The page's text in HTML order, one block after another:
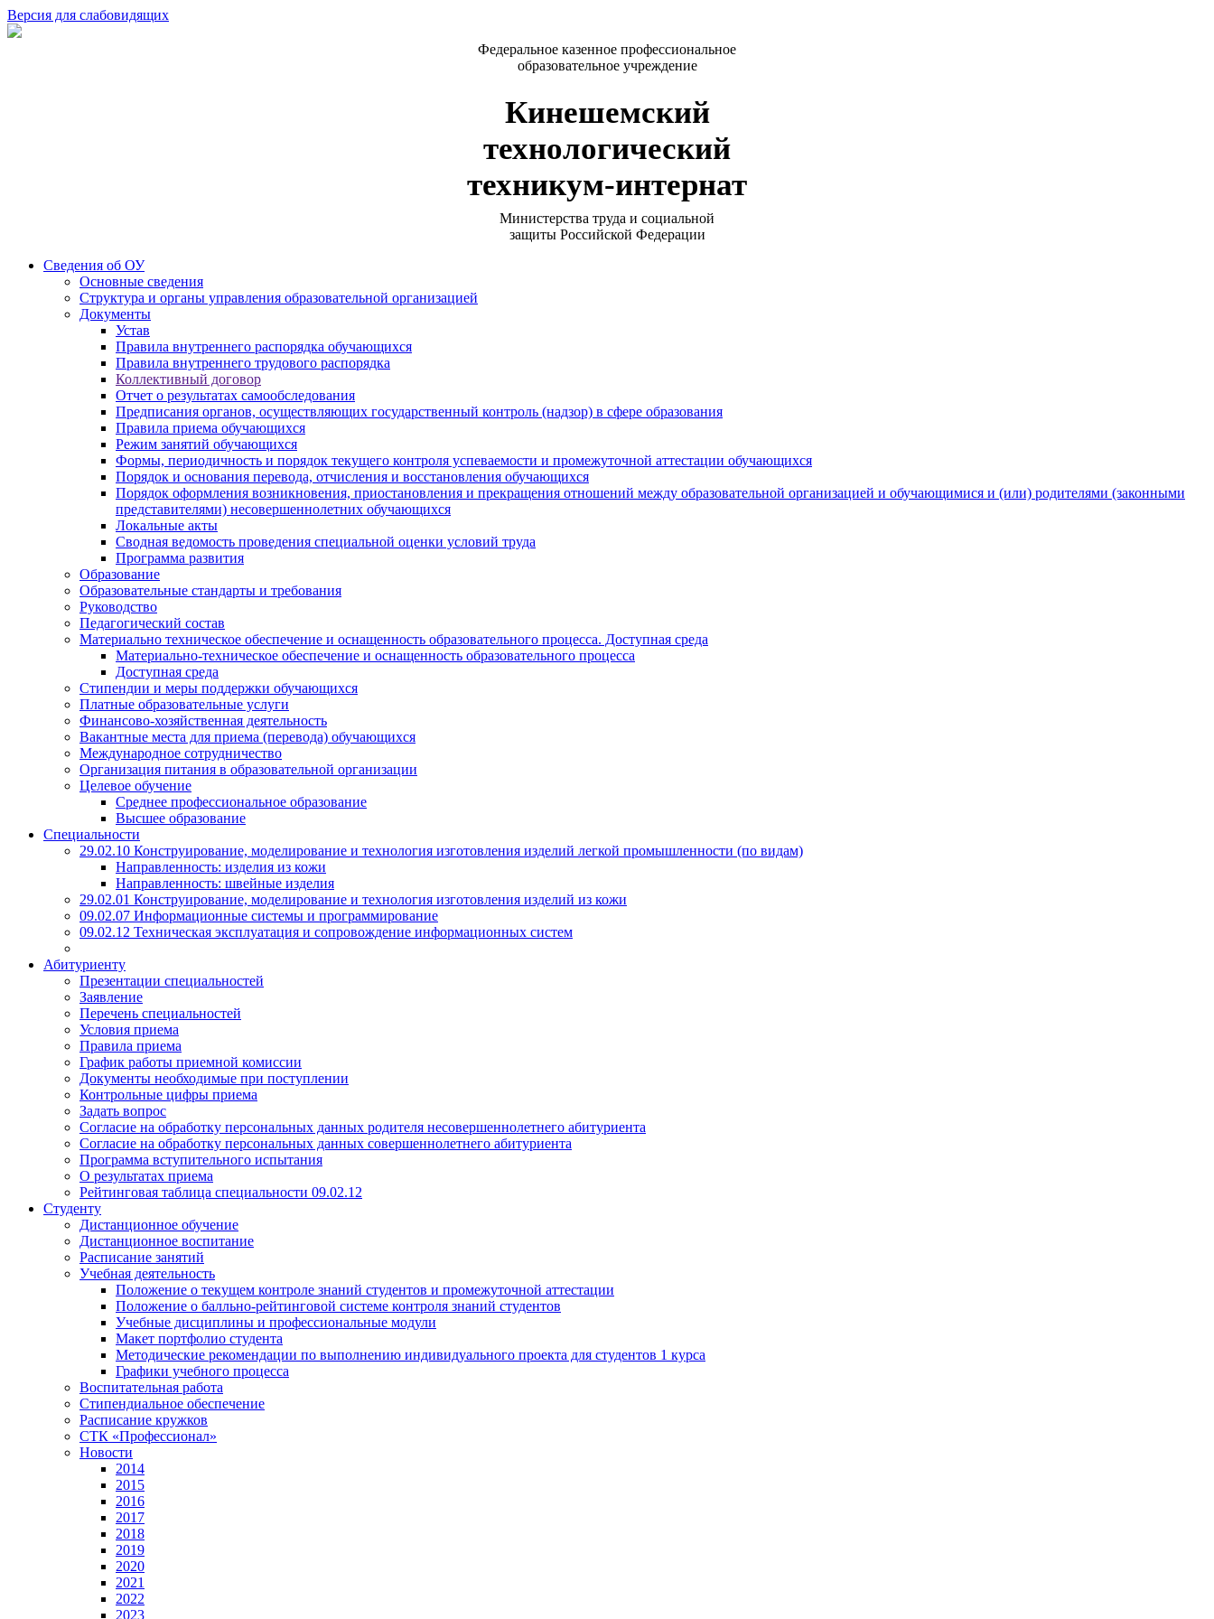
Версия для слабовидящих
Федеральное казенное профессиональное
образовательное учреждение
Кинешемский
технологический
техникум-интернат
Министерства труда и социальной
защиты Российской Федерации
Сведения об ОУ
Основные сведения
Структура и органы управления образовательной организацией
Документы
Устав
Правила внутреннего распорядка обучающихся
Правила внутреннего трудового распорядка
Коллективный договор
Отчет о результатах самообследования
Предписания органов, осуществляющих государственный контроль (надзор) в сфере образования
Правила приема обучающихся
Режим занятий обучающихся
Формы, периодичность и порядок текущего контроля успеваемости и промежуточной аттестации обучающихся
Порядок и основания перевода, отчисления и восстановления обучающихся
Порядок оформления возникновения, приостановления и прекращения отношений между образовательной организацией и обучающимися и (или) родителями (законными
представителями) несовершеннолетних обучающихся
Локальные акты
Сводная ведомость проведения специальной оценки условий труда
Программа развития
Образование
Образовательные стандарты и требования
Руководство
Педагогический состав
Материально техническое обеспечение и оснащенность образовательного процесса. Доступная среда
Материально-техническое обеспечение и оснащенность образовательного процесса
Доступная среда
Стипендии и меры поддержки обучающихся
Платные образовательные услуги
Финансово-хозяйственная деятельность
Вакантные места для приема (перевода) обучающихся
Международное сотрудничество
Организация питания в образовательной организации
Целевое обучение
Среднее профессиональное образование
Высшее образование
Специальности
29.02.10 Конструирование, моделирование и технология изготовления изделий легкой промышленности (по видам)
Направленность: изделия из кожи
Направленность: швейные изделия
29.02.01 Конструирование, моделирование и технология изготовления изделий из кожи
09.02.07 Информационные системы и программирование
09.02.12 Техническая эксплуатация и сопровождение информационных систем
Абитуриенту
Презентации специальностей
Заявление
Перечень специальностей
Условия приема
Правила приема
График работы приемной комиссии
Документы необходимые при поступлении
Контрольные цифры приема
Задать вопрос
Согласие на обработку персональных данных родителя несовершеннолетнего абитуриента
Согласие на обработку персональных данных совершеннолетнего абитуриента
Программа вступительного испытания
О результатах приема
Рейтинговая таблица специальности 09.02.12
Студенту
Дистанционное обучение
Дистанционное воспитание
Расписание занятий
Учебная деятельность
Положение о текущем контроле знаний студентов и промежуточной аттестации
Положение о балльно-рейтинговой системе контроля знаний студентов
Учебные дисциплины и профессиональные модули
Макет портфолио студента
Методические рекомендации по выполнению индивидуального проекта для студентов 1 курса
Графики учебного процесса
Воспитательная работа
Стипендиальное обеспечение
Расписание кружков
СТК «Профессионал»
Новости
2014
2015
2016
2017
2018
2019
2020
2021
2022
2023